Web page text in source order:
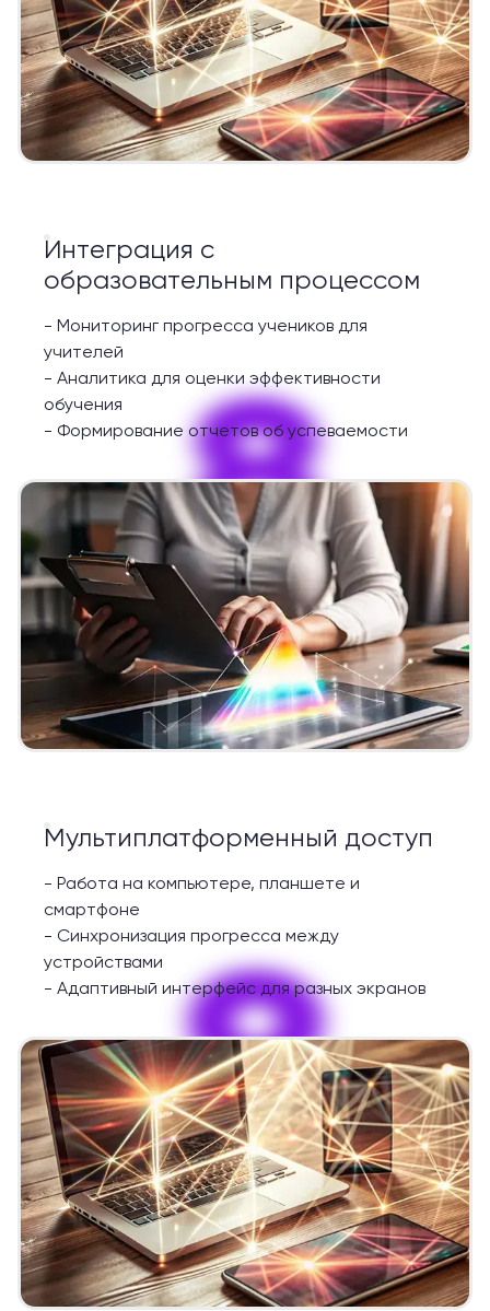
8
Интеграция с
образовательным процессом
- Мониторинг прогресса учеников для
учителей
- Аналитика для оценки эффективности
обучения
- Формирование отчетов об успеваемости
9
Мультиплатформенный доступ
- Работа на компьютере, планшете и
смартфоне
- Синхронизация прогресса между
устройствами
- Адаптивный интерфейс для разных экранов